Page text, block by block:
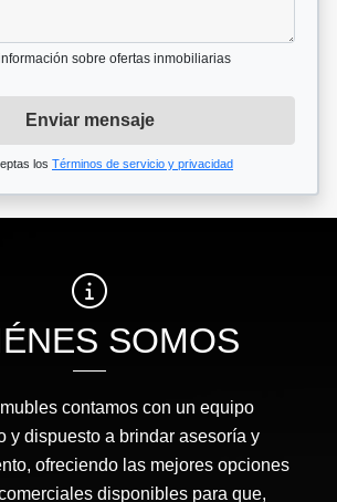
sobre ofertas inmobiliarias
Enviar mensaje
los Términos de servicio y privacidad
SOMOS
contamos con un equipo
y dispuesto a brindar asesoría y
ofreciendo las mejores opciones
disponibles para que,